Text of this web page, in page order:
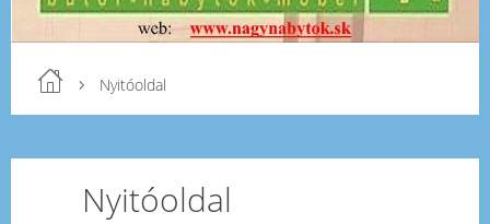
Nyitóoldal
Nyitóoldal